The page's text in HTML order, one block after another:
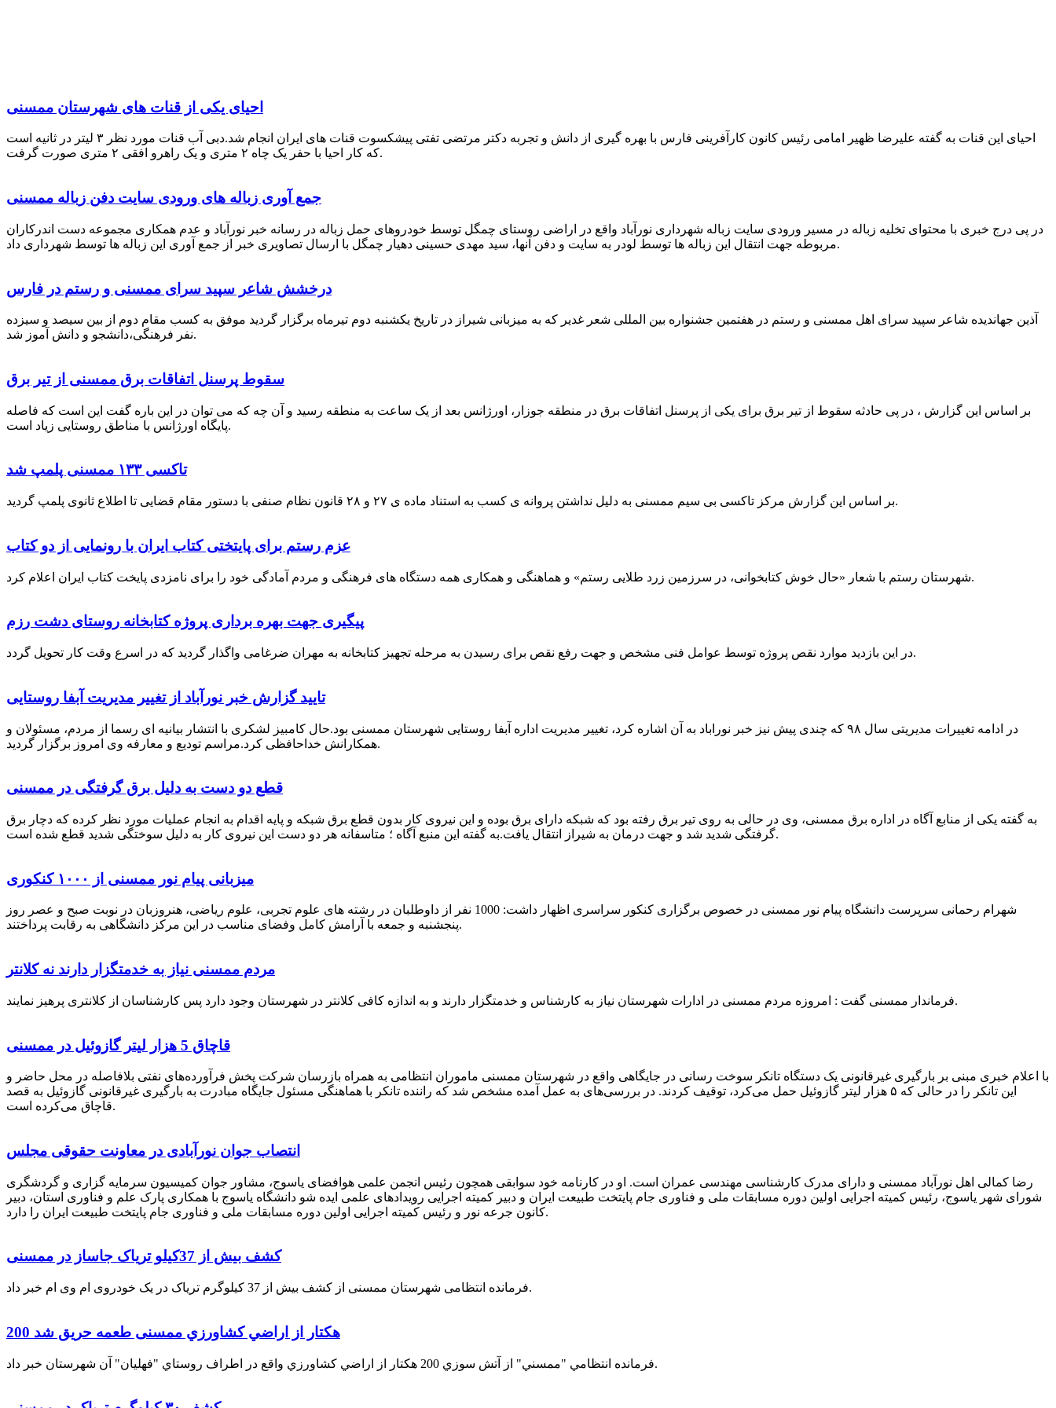
احیای یکی از قنات های شهرستان ممسنی
احیای این قنات به گفته علیرضا ظهیر امامی رئیس کانون کارآفرینی فارس با بهره گیری از دانش و تجربه دکتر مرتضی تفتی پیشکسوت قنات های ایران انجام شد.دبی آب قنات مورد نظر ۳ لیتر در ثانیه است
که کار احیا با حفر یک چاه ۲ متری و یک راهرو افقی ۲ متری صورت گرفت.
جمع آوری زباله های ورودی سایت دفن زباله ممسنی
در پی درج خبری با محتوای تخلیه زباله در مسیر ورودی سایت زباله شهرداری نورآباد واقع در اراضی روستای چمگل توسط خودروهای حمل زباله در رسانه خبر نورآباد و عدم همکاری مجموعه دست اندرکاران
مربوطه جهت انتقال این زباله ها توسط لودر به سایت و دفن آنها، سید مهدی حسینی دهیار چمگل با ارسال تصاویری خبر از جمع آوری این زباله ها توسط شهرداری داد.
درخشش شاعر سپید سرای ممسنی و رستم در فارس
آذین جهاندیده شاعر سپید سرای اهل ممسنی و رستم در هفتمین جشنواره بین المللی شعر غدیر که به میزبانی شیراز در تاریخ یکشنبه دوم تیرماه برگزار گردید موفق به کسب مقام دوم از بین سیصد و سیزده
نفر فرهنگی،دانشجو و دانش آموز شد.
سقوط پرسنل اتفاقات برق ممسنی از تیر برق
بر اساس این گزارش ، در پی حادثه سقوط از تیر برق برای یکی از پرسنل اتفاقات برق در منطقه جوزار، اورژانس بعد از یک ساعت به منطقه رسید و آن چه که می توان در این باره گفت این است که فاصله
پایگاه اورژانس با مناطق روستایی زیاد است.
تاکسی ۱۳۳ ممسنی پلمپ شد
بر اساس این گزارش مرکز تاکسی بی سیم ممسنی به دلیل نداشتن پروانه ی کسب به استناد ماده ی ۲۷ و ۲۸ قانون نظام صنفی با دستور مقام قضایی تا اطلاع ثانوی پلمپ گردید.
عزم رستم برای پایتختی کتاب ایران با رونمایی از دو کتاب
شهرستان رستم با شعار «حال خوش کتابخوانی، در سرزمین زرد طلایی رستم» و هماهنگی و همکاری همه دستگاه های فرهنگی و مردم آمادگی خود را برای نامزدی پایخت کتاب ایران اعلام کرد.
پیگیری جهت بهره برداری پروژه کتابخانه روستای دشت رزم
در این بازدید موارد نقص پروژه توسط عوامل فنی مشخص و جهت رفع نقص برای رسیدن به مرحله تجهیز کتابخانه به مهران ضرغامی واگذار گردید که در اسرع وقت کار تحویل گردد.
تایید گزارش خبر نورآباد از تغییر مدیریت آبفا روستایی
در ادامه تغییرات مدیریتی سال ۹۸ که چندی پیش نیز خبر نوراباد به آن اشاره کرد، تغییر مدیریت اداره آبفا روستایی شهرستان ممسنی بود.حال کامبیز لشکری با انتشار بیانیه ای رسما از مردم، مسئولان و
همکارانش خداحافظی کرد.مراسم تودیع و معارفه وی امروز برگزار گردید.
قطع دو دست به دلیل برق گرفتگی در ممسنی
به گفته یکی از منابع آگاه در اداره برق ممسنی، وی در حالی به روی تیر برق رفته بود که شبکه دارای برق بوده و این نیروی کار بدون قطع برق شبکه و پایه اقدام به انجام عملیات مورد نظر کرده که دچار برق
گرفتگی شدید شد و جهت درمان به شیراز انتقال یافت.به گفته این منبع آگاه ؛ متاسفانه هر دو دست این نیروی کار به دلیل سوختگی شدید قطع شده است.
میزبانی پیام نور ممسنی از ۱۰۰۰ کنکوری
شهرام رحمانی سرپرست دانشگاه پیام نور ممسنی در خصوص برگزاری کنکور سراسری اظهار داشت: 1000 نفر از داوطلبان در رشته های علوم تجربی، علوم ریاضی، هنروزبان در نوبت صبح و عصر روز
پنجشنبه و جمعه با آرامش کامل وفضای مناسب در این مرکز دانشگاهی به رقابت پرداختند.
مردم ممسنی نیاز به خدمتگزار دارند نه کلانتر
فرماندار ممسنی گفت : امروزه مردم ممسنی در ادارات شهرستان نیاز به کارشناس و خدمتگزار دارند و به اندازه کافی کلانتر در شهرستان وجود دارد پس کارشناسان از کلانتری پرهیز نمایند.
قاچاق 5 هزار لیتر گازوئیل در ممسنی
با اعلام خبری مبنی بر بارگیری غیرقانونی یک دستگاه تانکر سوخت رسانی در جایگاهی واقع در شهرستان ممسنی ماموران انتظامی به همراه بازرسان شرکت پخش فرآورده‌های نفتی بلافاصله در محل حاضر و
این تانکر را در حالی که ۵ هزار لیتر گازوئیل حمل می‌کرد، توقیف کردند. در بررسی‌های به عمل آمده مشخص شد که راننده تانکر با هماهنگی مسئول جایگاه مبادرت به بارگیری غیرقانونی گازوئیل به قصد
قاچاق می‌کرده است.
انتصاب جوان نورآبادی در معاونت حقوقی مجلس
رضا کمالی اهل نورآباد ممسنی و دارای مدرک کارشناسی مهندسی عمران است. او در کارنامه خود سوابقی همچون رئیس انجمن علمی هوافضای یاسوج، مشاور جوان کمیسیون سرمایه گزاری و گردشگری
شورای شهر یاسوج، رئیس کمیته اجرایی اولین دوره مسابقات ملی و فناوری جام پایتخت طبیعت ایران و دبیر کمیته اجرایی رویدادهای علمی ایده شو دانشگاه یاسوج با همکاری پارک علم و فناوری استان، دبیر
کانون جرعه نور و رئیس کمیته اجرایی اولین دوره مسابقات ملی و فناوری جام پایتخت طبیعت ایران را دارد.
کشف بیش از 37کیلو تریاک جاساز در ممسنی
فرمانده انتظامی شهرستان ممسنی از کشف بیش از 37 کیلوگرم تریاک در یک خودروی ام وی ام خبر داد.
200 هكتار از اراضي كشاورزي ممسنی طعمه حریق شد
فرمانده انتظامي "ممسني" از آتش سوزي 200 هكتار از اراضي كشاورزي واقع در اطراف روستاي "فهلیان" آن شهرستان خبر داد.